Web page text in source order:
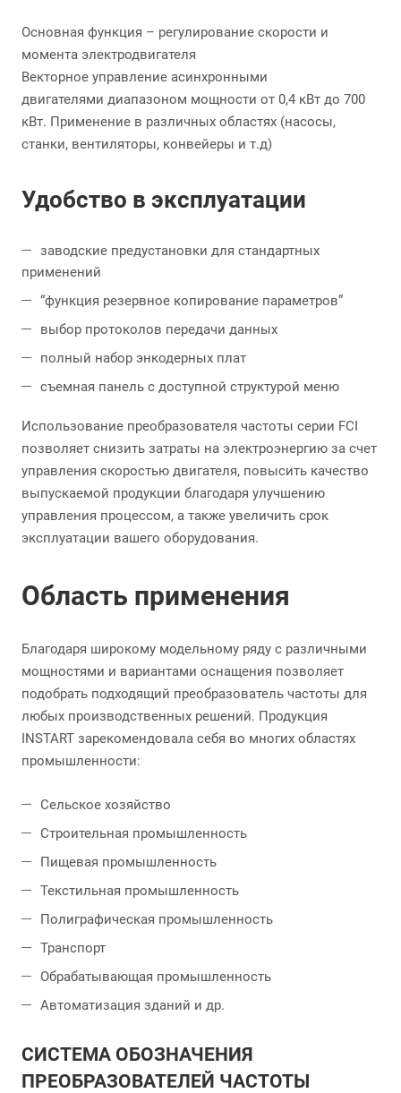
Основная функция – регулирование скорости и
момента электродвигателя
Векторное управление асинхронными
двигателями диапазоном мощности от 0,4 кВт до 700
кВт. Применение в различных областях (насосы,
станки, вентиляторы, конвейеры и т.д)
Удобство в эксплуатации
заводские предустановки для стандартных
применений
“функция резервное копирование параметров”
выбор протоколов передачи данных
полный набор энкодерных плат
съемная панель с доступной структурой меню
Использование преобразователя частоты серии FCI
позволяет снизить затраты на электроэнергию за счет
управления скоростью двигателя, повысить качество
выпускаемой продукции благодаря улучшению
управления процессом, а также увеличить срок
эксплуатации вашего оборудования.
Область применения
Благодаря широкому модельному ряду с различными
мощностями и вариантами оснащения позволяет
подобрать подходящий преобразователь частоты для
любых производственных решений. Продукция
INSTART зарекомендовала себя во многих областях
промышленности:
Сельское хозяйство
Строительная промышленность
Пищевая промышленность
Текстильная промышленность
Полиграфическая промышленность
Транспорт
Обрабатывающая промышленность
Автоматизация зданий и др.
СИСТЕМА ОБОЗНАЧЕНИЯ
ПРЕОБРАЗОВАТЕЛЕЙ ЧАСТОТЫ